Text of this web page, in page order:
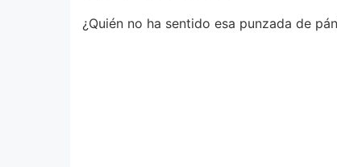
¿Quién no ha sentido esa punzada de